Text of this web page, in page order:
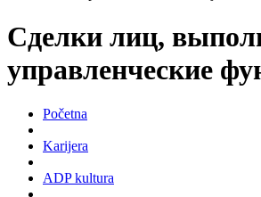
Сделки лиц,
управленческие
Početna
Karijera
ADP kultura